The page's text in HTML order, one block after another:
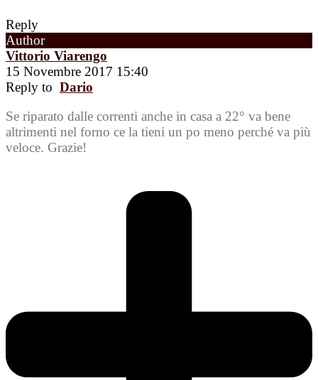
Reply
Author
Vittorio Viarengo
15 Novembre 2017 15:40
Reply to Dario
Se riparato dalle correnti anche in casa a 22° va bene
altrimenti nel forno ce la tieni un po meno perché va più
veloce. Grazie!